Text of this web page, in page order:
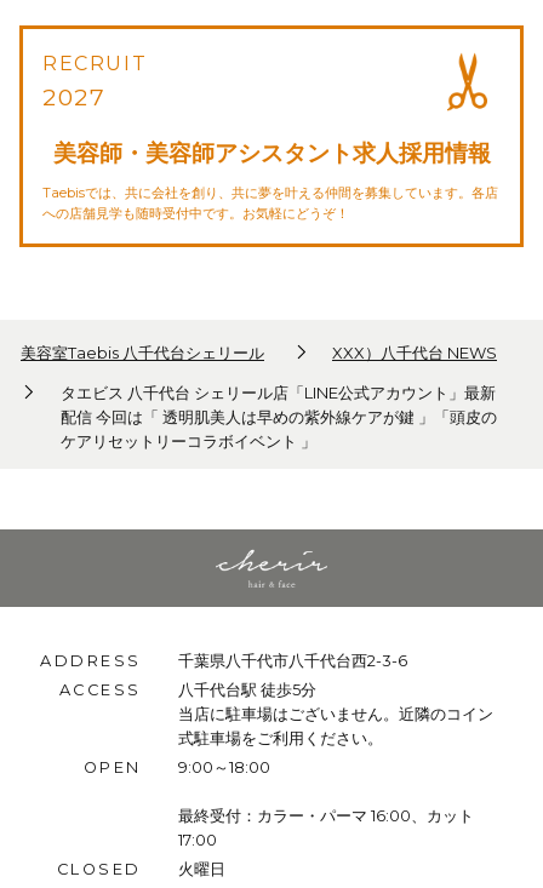
RECRUIT
2027
美容師・美容師アシスタント求人採用情報
Taebisでは、共に会社を創り、共に夢を叶える仲間を募集しています。各店
への店舗見学も随時受付中です。お気軽にどうぞ！
美容室Taebis 八千代台シェリール XXX）八千代台 NEWS
タエビス 八千代台 シェリール店「LINE公式アカウント」最新
配信 今回は「 透明肌美人は早めの紫外線ケアが鍵 」「頭皮の
ケアリセットリーコラボイベント 」
ADDRESS
千葉県八千代市八千代台西2-3-6
ACCESS
八千代台駅 徒歩5分
当店に駐車場はございません。近隣のコイン
式駐車場をご利用ください。
OPEN
9:00～18:00
最終受付：カラー・パーマ 16:00、カット
17:00
CLOSED
火曜日